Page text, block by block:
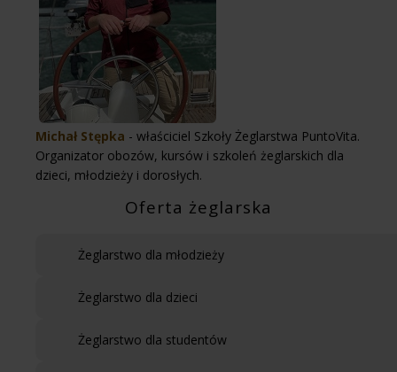
Michał Stępka - właściciel Szkoły Żeglarstwa PuntoVita.
Organizator obozów, kursów i szkoleń żeglarskich dla
dzieci, młodzieży i dorosłych.
Oferta żeglarska
Żeglarstwo dla młodzieży
Żeglarstwo dla dzieci
Żeglarstwo dla studentów